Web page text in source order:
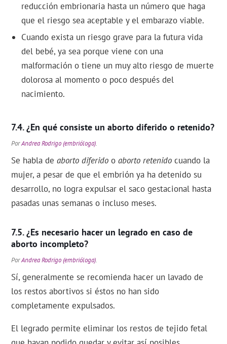
reducción embrionaria hasta un número que haga
que el riesgo sea aceptable y el embarazo viable.
Cuando exista un riesgo grave para la futura vida
del bebé, ya sea porque viene con una
malformación o tiene un muy alto riesgo de muerte
dolorosa al momento o poco después del
nacimiento.
¿En qué consiste un aborto diferido o retenido?
PorAndrea Rodrigo (embrióloga).
Se habla deaborto diferido oaborto retenido cuando la
mujer, a pesar de que el embrión ya ha detenido su
desarrollo, no logra expulsar el saco gestacional hasta
pasadas unas semanas o incluso meses.
¿Es necesario hacer un legrado en caso de
aborto incompleto?
PorAndrea Rodrigo (embrióloga).
Sí, generalmente se recomienda hacer un lavado de
los restos abortivos si éstos no han sido
completamente expulsados.
El legrado permite eliminar los restos de tejido fetal